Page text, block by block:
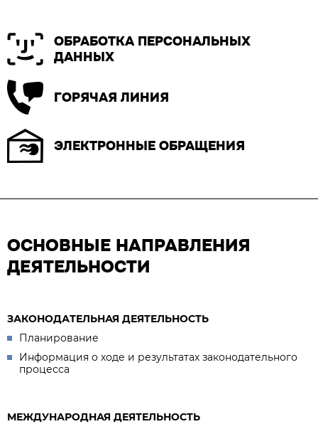
ОБРАБОТКА ПЕРСОНАЛЬНЫХ
ДАННЫХ
ГОРЯЧАЯ ЛИНИЯ
ЭЛЕКТРОННЫЕ ОБРАЩЕНИЯ
ОСНОВНЫЕ НАПРАВЛЕНИЯ
ДЕЯТЕЛЬНОСТИ
ЗАКОНОДАТЕЛЬНАЯ ДЕЯТЕЛЬНОСТЬ
Планирование
Информация о ходе и результатах законодательного
процесса
МЕЖДУНАРОДНАЯ ДЕЯТЕЛЬНОСТЬ